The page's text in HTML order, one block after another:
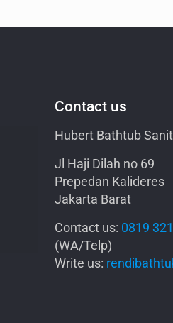
Contact us
Hubert Bathtub
Jl Haji Dilah no 69
Prepedan Kalideres
Jakarta Barat
Contact us: 0819
(WA/Telp)
Write us: